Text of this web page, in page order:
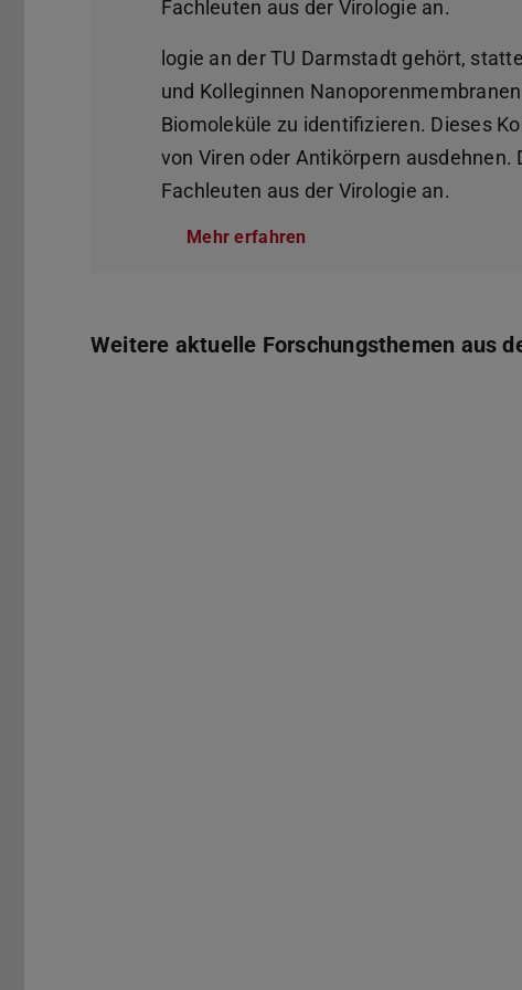
Fachleuten aus der Virologie an.
logie an der TU Darmstadt gehört,
und Kolleginnen
Biomoleküle zu identifizieren. Dieses
von Viren oder Antikörpern
Fachleuten aus der Virologie an.
Mehr erfahren
Weitere aktuelle Forschungsthemen aus